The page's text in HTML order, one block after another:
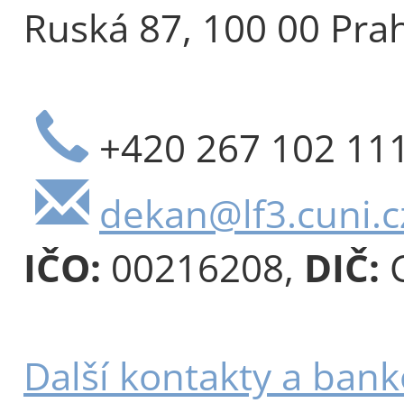
Ruská 87, 100 00
+420 267 102
IČO: 00216208, DIČ:
Další kontakty a